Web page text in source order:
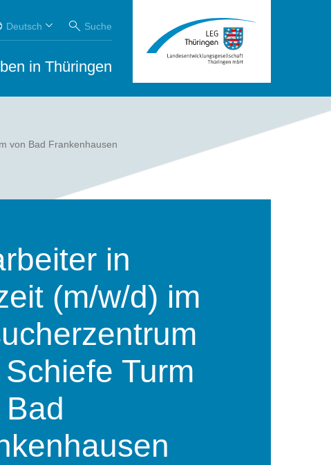
Deutsch Suche
in Thüringen
von Bad Frankenhausen
in
(m/w/d) im
Turm